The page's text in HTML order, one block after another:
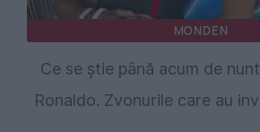
MONDEN
Ce se știe până acum de
Ronaldo. Zvonurile care au